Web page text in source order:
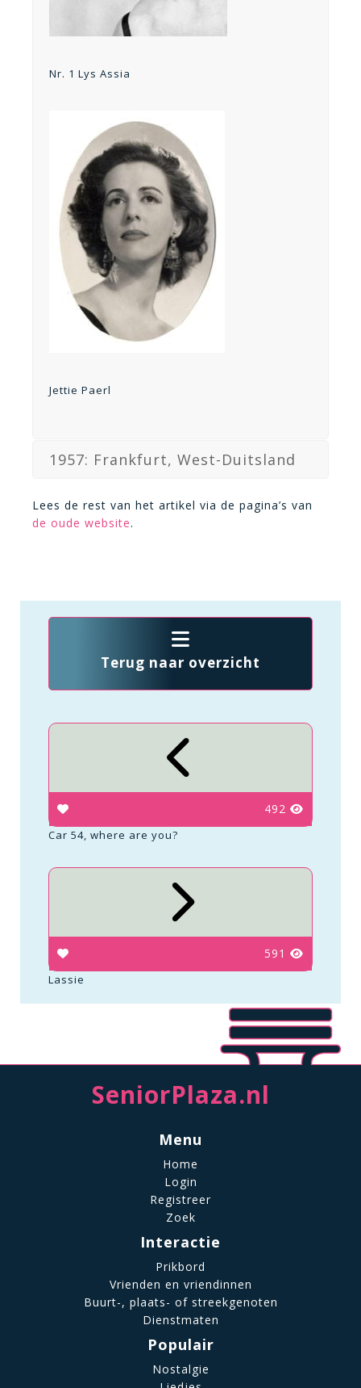
Nr. 1 Lys Assia
Jettie Paerl
1957: Frankfurt, West-Duitsland
Lees de rest van het artikel via de pagina’s van
de oude website.
Terug naar overzicht
492
Car 54, where are you?
591
Lassie
SeniorPlaza.nl
Menu
Home
Login
Registreer
Zoek
Interactie
Prikbord
Vrienden en vriendinnen
Buurt-, plaats- of streekgenoten
Dienstmaten
Populair
Nostalgie